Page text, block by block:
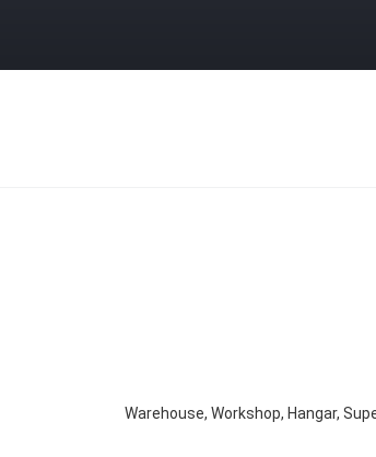
Warehouse, Workshop, Hangar,